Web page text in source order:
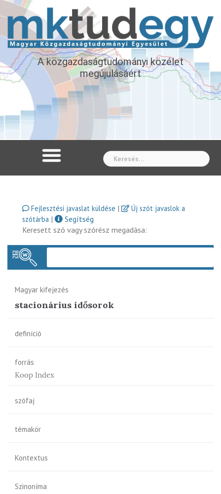
A közgazdaságtudományi közélet
megújulásáért
Fejlesztési javaslat küldése |
Új szót javaslok a
szótárba |
Segítség
Keresett szó vagy szórész megadása:
Magyar kifejezés
stacionárius idősorok
definíció
forrás
Koop Index
szófaj
témakör
Kontextus
Szinoníma